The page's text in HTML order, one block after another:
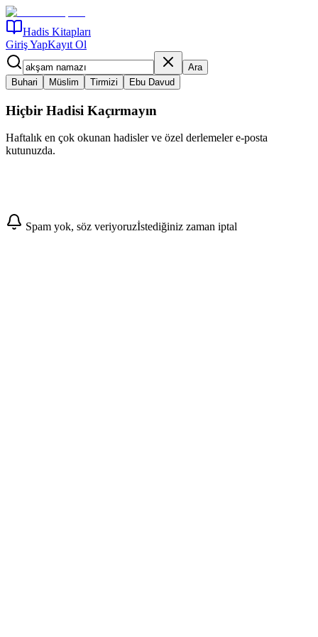
Hadis Kitapları
Giriş YapKayıt Ol
Ara
Buhari
Müslim Tirmizi Ebu Davud
Hiçbir Hadisi Kaçırmayın
Haftalık en çok okunan hadisler ve özel derlemeler e-posta
kutunuzda.
Abone Ol
Spam yok, söz veriyoruzİstediğiniz zaman iptal